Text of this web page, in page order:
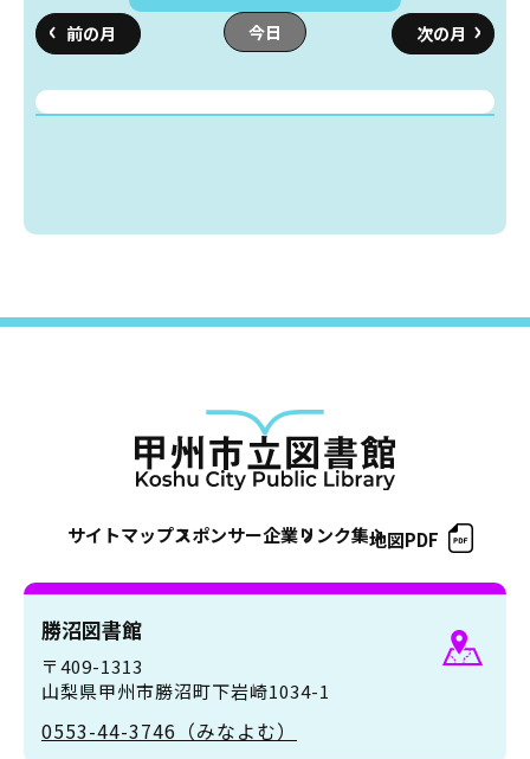
今日
サイトマップスポンサー企業リンク集地図PDF
勝沼図書館
〒409-1313
山梨県甲州市勝沼町下岩崎1034-1
0553-44-3746（みなよむ）